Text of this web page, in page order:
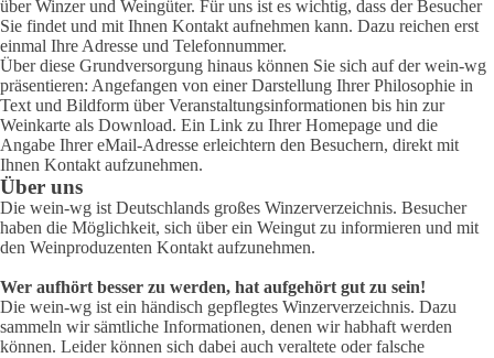
über Winzer und Weingüter. Für uns ist es wichtig, dass der Besucher
Sie findet und mit Ihnen Kontakt aufnehmen kann. Dazu reichen erst
einmal Ihre Adresse und Telefonnummer.
Über diese Grundversorgung hinaus können Sie sich auf der wein-wg
präsentieren: Angefangen von einer Darstellung Ihrer Philosophie in
Text und Bildform über Veranstaltungsinformationen bis hin zur
Weinkarte als Download. Ein Link zu Ihrer Homepage und die
Angabe Ihrer eMail-Adresse erleichtern den Besuchern, direkt mit
Ihnen Kontakt aufzunehmen.
Über uns
Die wein-wg ist Deutschlands großes Winzerverzeichnis. Besucher
haben die Möglichkeit, sich über ein Weingut zu informieren und mit
den Weinproduzenten Kontakt aufzunehmen.
Wer aufhört besser zu werden, hat aufgehört gut zu sein!
Die wein-wg ist ein händisch gepflegtes Winzerverzeichnis. Dazu
sammeln wir sämtliche Informationen, denen wir habhaft werden
können. Leider können sich dabei auch veraltete oder falsche